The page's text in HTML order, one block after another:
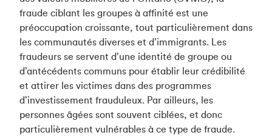
fraude ciblant les groupes à affinité est une
préoccupation croissante, tout particulièrement dans
les communautés diverses et d’immigrants. Les
fraudeurs se servent d’une identité de groupe ou
d’antécédents communs pour établir leur crédibilité
et attirer les victimes dans des programmes
d’investissement frauduleux. Par ailleurs, les
personnes âgées sont souvent ciblées, et donc
particulièrement vulnérables à ce type de fraude.